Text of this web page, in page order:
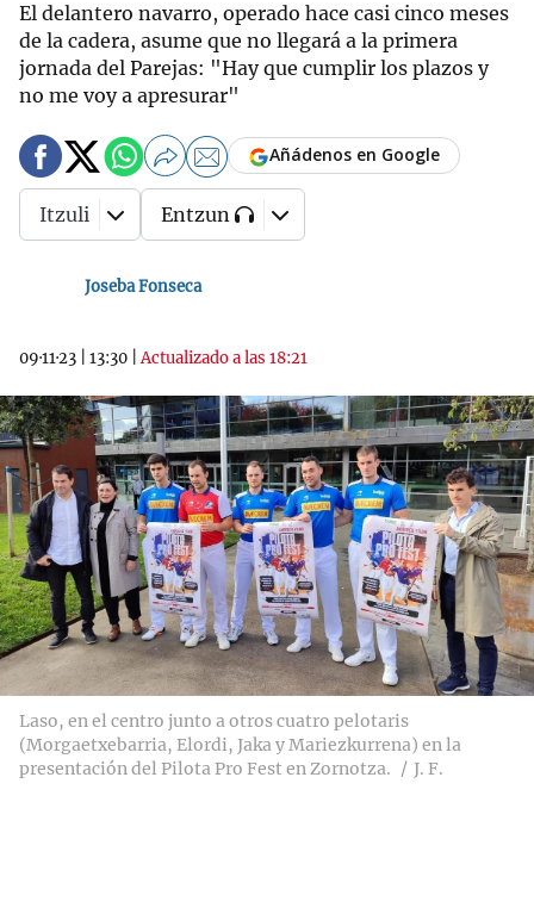
El delantero navarro, operado hace casi cinco meses
de la cadera, asume que no llegará a la primera
jornada del Parejas: "Hay que cumplir los plazos y
no me voy a apresurar"
Joseba Fonseca
09·11·23 13:30 |Actualizado a las 18:21
Añádenos en Google
Itzuli Entzun
Laso, en el centro junto a otros cuatro pelotaris
(Morgaetxebarria, Elordi, Jaka y Mariezkurrena) en la
presentación del Pilota Pro Fest en Zornotza.
J. F.